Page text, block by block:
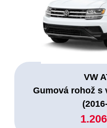
VW
Gumová rohož s